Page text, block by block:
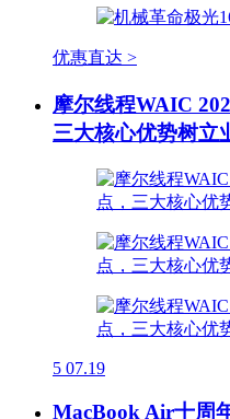
优惠直达 >
摩尔线程WAIC
三大核心优势树立
5 07.19
MacBook Air十周